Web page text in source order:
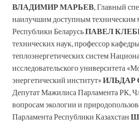
ВЛАДИМИР МАРЬЕВ , Главный
наилучшим доступным техническим
Республики БеларусьПАВЕЛ
технических наук, профессор
теплоэнергетических систем
исследовательского университета
энергетический институт» ИЛЬДАР
Депутат Мажилиса Парламента РК,
вопросам экологии и
Парламента Республики Казахстан